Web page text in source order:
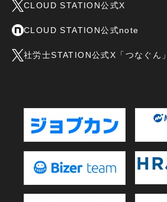
CLOUD STATION公式X
CLOUD STATION公式note
社労士STATION公式X「つなぐん」